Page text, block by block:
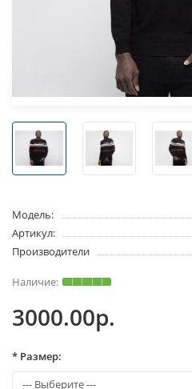
Модель:
Артикул:
Производители
3000.00р.
* Размер: